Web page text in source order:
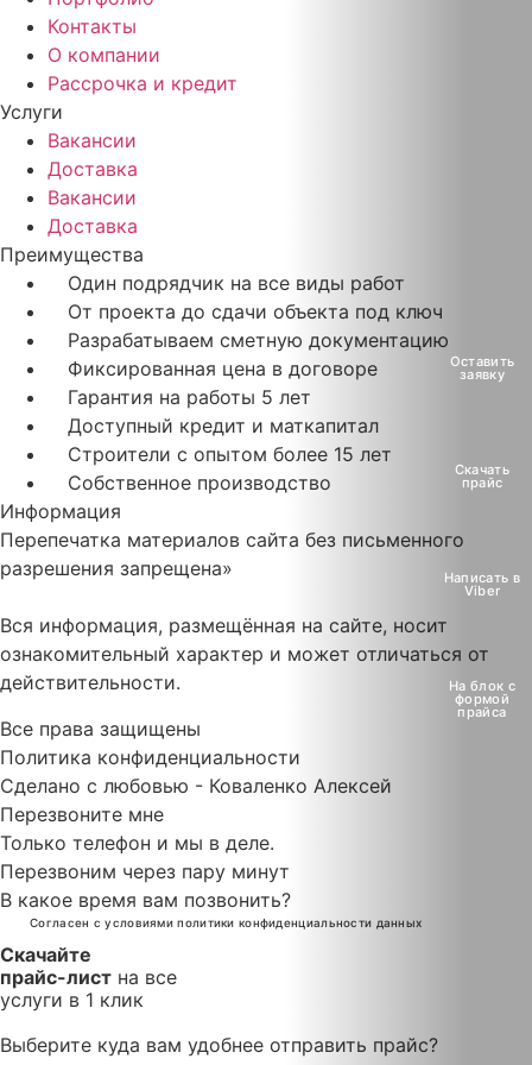
Информация
Контакты
Якорь
Услуги
Каталог
Портфолио
Акции
Статьи
Стоимость
О компании
Контакты
Якорь
Контакты
О компании
Рассрочка и кредит
Услуги
Вакансии
Доставка
Вакансии
Доставка
Преимущества
Один подрядчик на все виды работ
От проекта до сдачи объекта под ключ
Разрабатываем сметную документацию
Фиксированная цена в договоре
Гарантия на работы 5 лет
Доступный кредит и маткапитал
Строители с опытом более 15 лет
Собственное производство
Информация
Перепечатка материалов сайта без письменного
разрешения запрещена»
Вся информация, размещённая на сайте, носит
ознакомительный характер и может отличаться от
действительности.
Все права защищены
Политика конфиденциальности
Сделано с любовью - Коваленко Алексей
Перезвоните мне
Только телефон и мы в деле.
Перезвоним через пару минут
В какое время вам позвонить?
Cогласен с условиямиполитики конфиденциальности данных
Скачайте
прайс-лист на все
услуги в 1 клик
Выберите куда вам удобнее отправить прайс?
Оставить
заявку
Скачать
прайс
Написать в
Viber
На блок с
формой
прайса